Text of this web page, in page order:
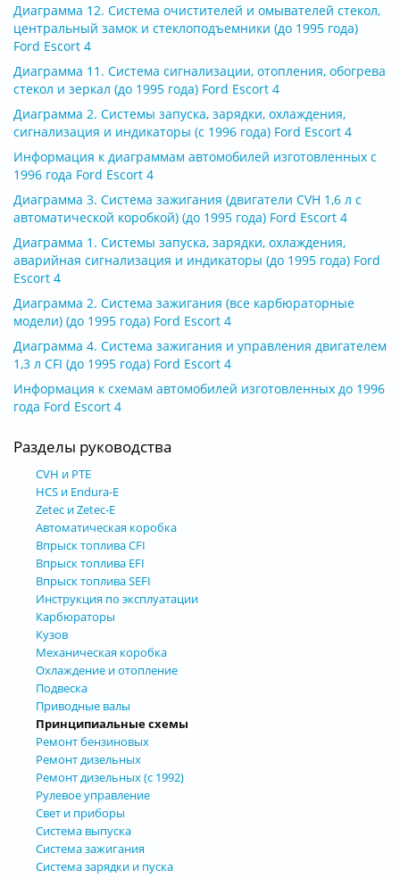
Диаграмма 12. Система очистителей и омывателей стекол,
центральный замок и стеклоподъемники (до 1995 года)
Ford Escort 4
Диаграмма 11. Система сигнализации, отопления, обогрева
стекол и зеркал (до 1995 года) Ford Escort 4
Диаграмма 2. Системы запуска, зарядки, охлаждения,
сигнализация и индикаторы (с 1996 года) Ford Escort 4
Информация к диаграммам автомобилей изготовленных с
1996 года Ford Escort 4
Диаграмма 3. Система зажигания (двигатели CVH 1,6 л с
автоматической коробкой) (до 1995 года) Ford Escort 4
Диаграмма 1. Системы запуска, зарядки, охлаждения,
аварийная сигнализация и индикаторы (до 1995 года) Ford
Escort 4
Диаграмма 2. Система зажигания (все карбюраторные
модели) (до 1995 года) Ford Escort 4
Диаграмма 4. Система зажигания и управления двигателем
1,3 л CFI (до 1995 года) Ford Escort 4
Информация к схемам автомобилей изготовленных до 1996
года Ford Escort 4
Разделы руководства
CVH и РТЕ
HCS и Endura-E
Zetec и Zetec-E
Автоматическая коробка
Впрыск топлива CFI
Впрыск топлива EFI
Впрыск топлива SEFI
Инструкция по эксплуатации
Карбюраторы
Кузов
Механическая коробка
Охлаждение и отопление
Подвеска
Приводные валы
Принципиальные схемы
Ремонт бензиновых
Ремонт дизельных
Ремонт дизельных (с 1992)
Рулевое управление
Свет и приборы
Система выпуска
Система зажигания
Система зарядки и пуска